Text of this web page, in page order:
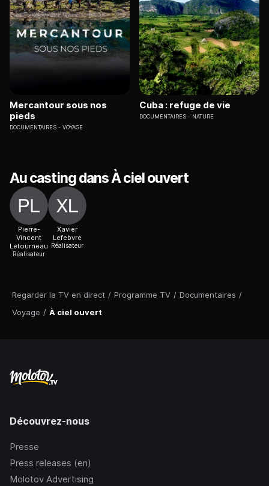
Regarder la TV en direct / Programme TV / Documentaires /
Voyage / À ciel ouvert
Mercantour sous nos
pieds
DOCUMENTAIRES VOYAGE
Cuba : refuge de vie
DOCUMENTAIRES NATURE
Au casting dans À ciel ouvert
Pierre-
Vincent
Letourneau
Réalisateur
Xavier
Lefebvre
Réalisateur
Découvrez-nous
Presse
Press releases (en)
Molotov Advertising